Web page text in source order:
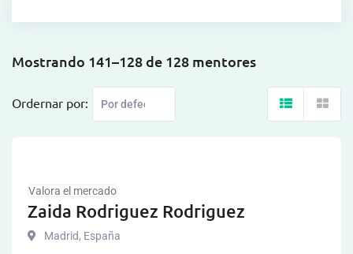
Mostrando 141–128 de 128 mentores
Ordernar por:
Valora el mercado
Zaida Rodriguez Rodriguez
Madrid, España